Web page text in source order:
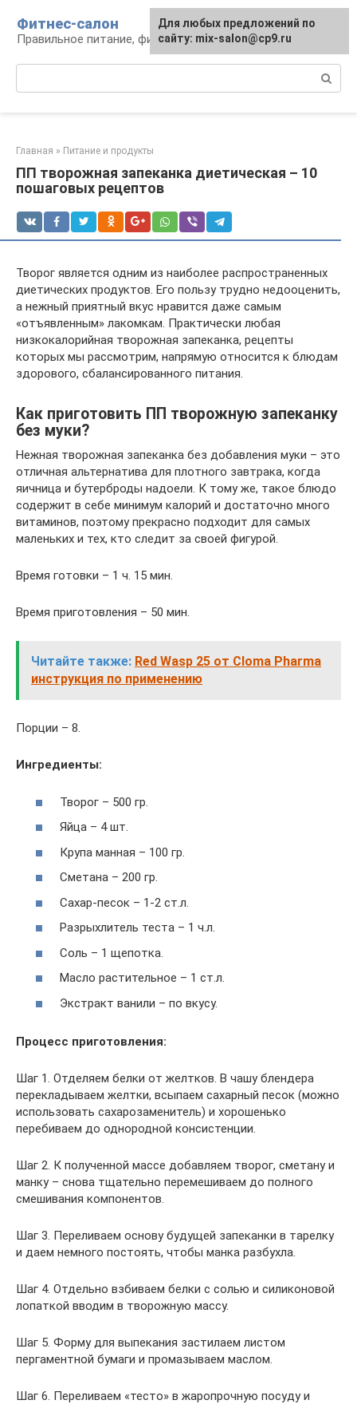
контенту
Фитнес-салон
Правильное питание, фитнес, образ жизни
Главная » Питание и продукты
ПП творожная запеканка диетическая – 10
пошаговых рецептов
Творог является одним из наиболее распространенных
диетических продуктов. Его пользу трудно недооценить,
а нежный приятный вкус нравится даже самым
«отъявленным» лакомкам. Практически любая
низкокалорийная творожная запеканка, рецепты
которых мы рассмотрим, напрямую относится к блюдам
здорового, сбалансированного питания.
Как приготовить ПП творожную запеканку
без муки?
Нежная творожная запеканка без добавления муки – это
отличная альтернатива для плотного завтрака, когда
яичница и бутерброды надоели. К тому же, такое блюдо
содержит в себе минимум калорий и достаточно много
витаминов, поэтому прекрасно подходит для самых
маленьких и тех, кто следит за своей фигурой.
Время готовки – 1 ч. 15 мин.
Время приготовления – 50 мин.
Читайте также: Red Wasp 25 от Cloma Pharma
инструкция по применению
Порции – 8.
Ингредиенты:
Творог – 500 гр.
Яйца – 4 шт.
Крупа манная – 100 гр.
Сметана – 200 гр.
Сахар-песок – 1-2 ст.л.
Разрыхлитель теста – 1 ч.л.
Соль – 1 щепотка.
Масло растительное – 1 ст.л.
Экстракт ванили – по вкусу.
Процесс приготовления:
Шаг 1. Отделяем белки от желтков. В чашу блендера
перекладываем желтки, всыпаем сахарный песок (можно
использовать сахарозаменитель) и хорошенько
перебиваем до однородной консистенции.
Шаг 2. К полученной массе добавляем творог, сметану и
манку – снова тщательно перемешиваем до полного
смешивания компонентов.
Шаг 3. Переливаем основу будущей запеканки в тарелку
и даем немного постоять, чтобы манка разбухла.
Шаг 4. Отдельно взбиваем белки с солью и силиконовой
лопаткой вводим в творожную массу.
Шаг 5. Форму для выпекания застилаем листом
пергаментной бумаги и промазываем маслом.
Шаг 6. Переливаем «тесто» в жаропрочную посуду и
Для любых предложений по
сайту: mix-salon@cp9.ru